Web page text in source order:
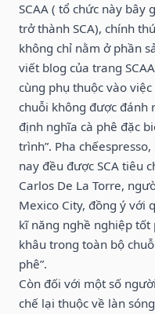
SCAA ( tổ chức này bây
trở thành SCA), chính
không chỉ nằm ở phần
viết blog của trang
cùng phụ thuộc vào
chuỗi không được đánh
định nghĩa cà phê đặc
trình”. Pha
nay đều được SCA tiêu
Carlos De La Torre,
Mexico City, đồng ý với
kĩ năng nghề nghiệp tốt
khâu trong toàn bộ
phê”.
Còn đối với một số
chế lại thuộc về làn